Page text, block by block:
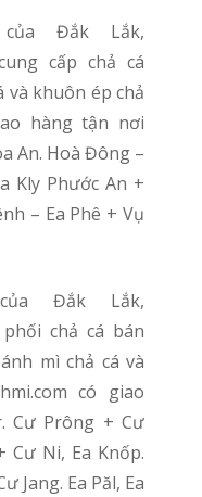
cấp chả cá
và khuôn ép chả
hàng tận nơi
An. Hoà Đông –
Kly Phước An +
– Ea Phê + Vụ
phối chả cá bán
mì chả cá và
có giao
Cư Prông + Cư
Cư Ni, Ea Knốp.
Jang. Ea Păl, Ea